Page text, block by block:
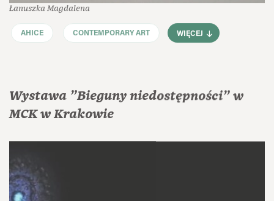
Łanuszka Magdalena
AHICE CONTEMPORARY ART WIĘCEJ
Wystawa "Bieguny niedostępności" w
MCK w Krakowie